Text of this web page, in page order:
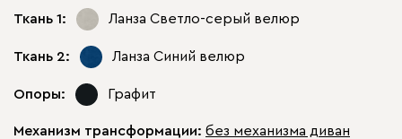
Ткань 1: Ланза Светло-серый велюр
Ткань 2: Ланза Синий велюр
Опоры: Графит
Механизм трансформации: без механизма диван